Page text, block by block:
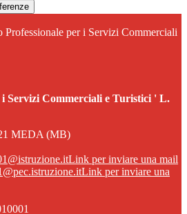
Professionale per i Servizi Commerciali
Servizi Commerciali e Turistici ' L.
MEDA (MB)
Link per inviare una mail
Link per inviare una